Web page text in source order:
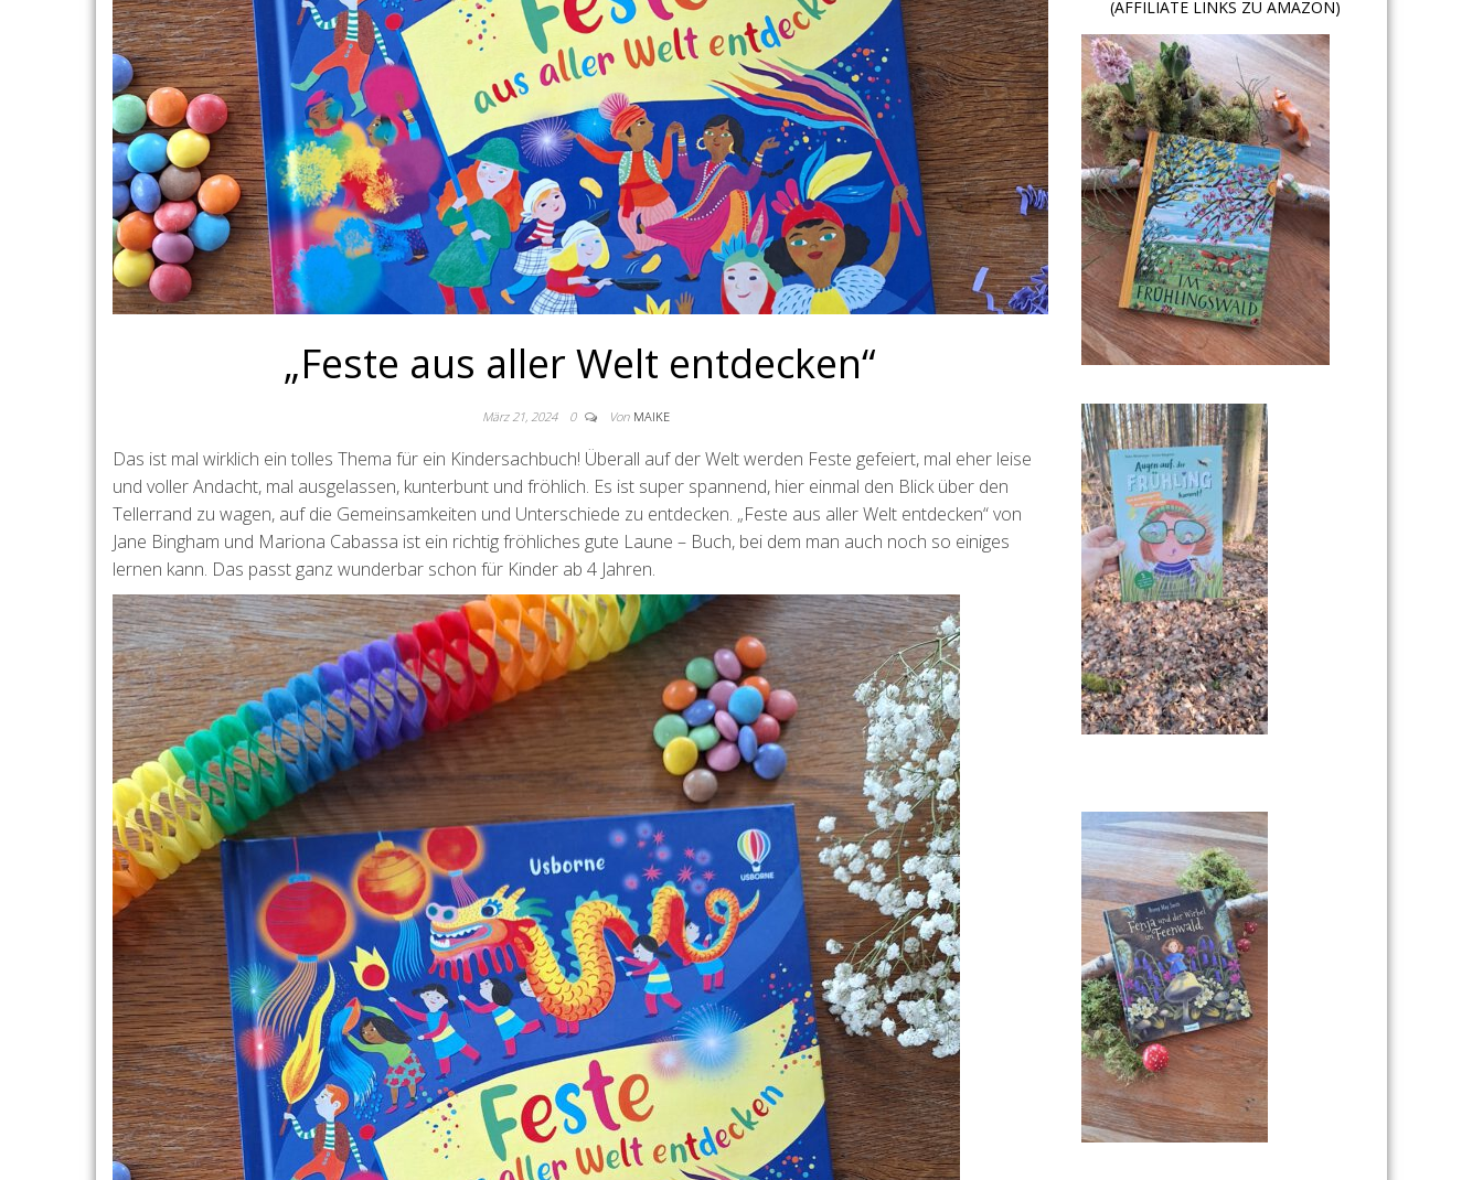
„Feste aus aller Welt entdecken“
März 21, 2024 0 Von MAIKE
Das ist mal wirklich ein tolles Thema für ein Kindersachbuch! Überall auf der Welt werden Feste gefeiert, mal eher leise
und voller Andacht, mal ausgelassen, kunterbunt und fröhlich. Es ist super spannend, hier einmal den Blick über den
Tellerrand zu wagen, auf die Gemeinsamkeiten und Unterschiede zu entdecken. „Feste aus aller Welt entdecken“ von
Jane Bingham und Mariona Cabassa ist ein richtig fröhliches gute Laune – Buch, bei dem man auch noch so einiges
lernen kann. Das passt ganz wunderbar schon für Kinder ab 4 Jahren.
(AFFILIATE LINKS ZU AMAZON)